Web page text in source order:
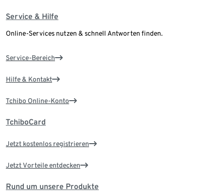
Service & Hilfe
Online-Services nutzen & schnell Antworten finden.
Service-Bereich
Hilfe & Kontakt
Tchibo Online-Konto
TchiboCard
Jetzt kostenlos registrieren
Jetzt Vorteile entdecken
Rund um unsere Produkte